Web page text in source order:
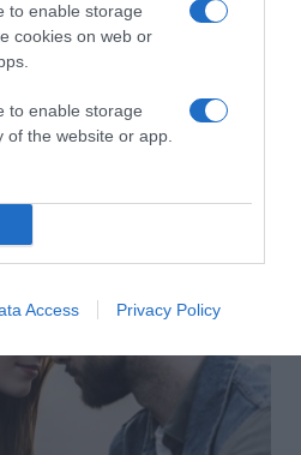
to enable storage
cookies on web or
to enable storage
of the website or app.
Access Privacy Policy
,ásvány,test és lélek,